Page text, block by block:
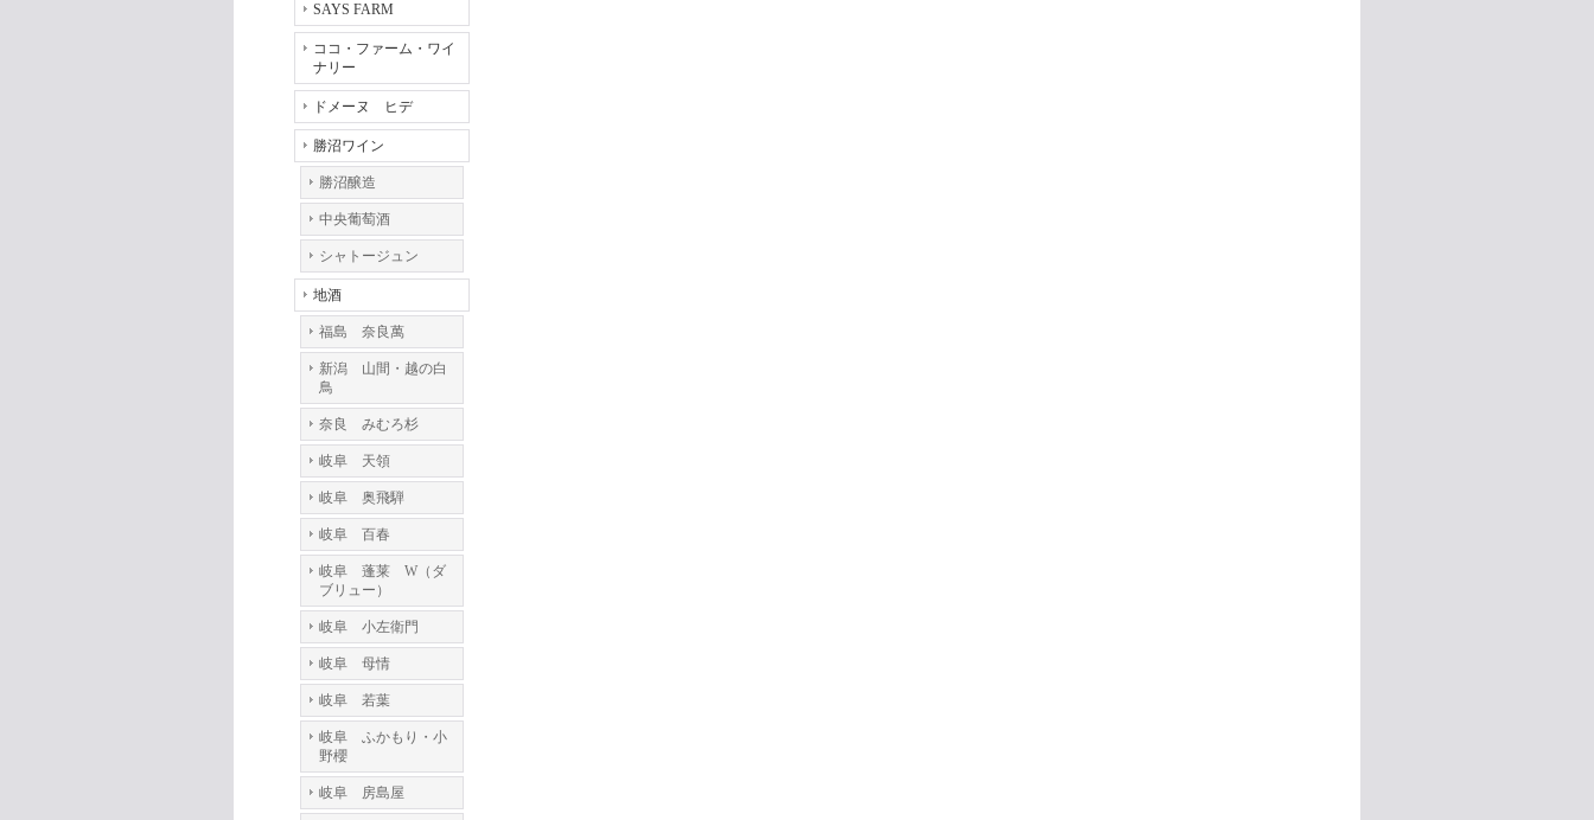
SAYS FARM
ココ・ファーム・ワイ
ナリー
ドメーヌ ヒデ
勝沼ワイン
勝沼醸造
中央葡萄酒
シャトージュン
地酒
福島 奈良萬
新潟 山間・越の白
鳥
奈良 みむろ杉
岐阜 天領
岐阜 奥飛騨
岐阜 百春
岐阜 蓬莱 W（ダ
ブリュー）
岐阜 小左衛門
岐阜 母情
岐阜 若葉
岐阜 ふかもり・小
野櫻
岐阜 房島屋